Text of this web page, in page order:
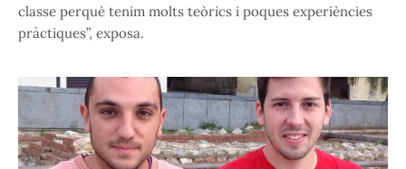
classe perquè tenim molts teòrics i poques experiències
pràctiques”, exposa.